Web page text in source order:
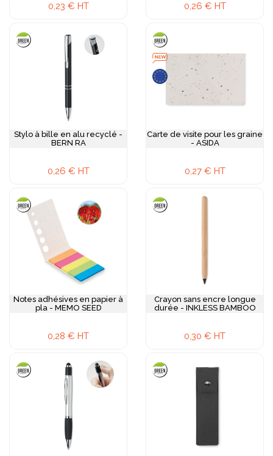
0,23 € HT 0,26 € HT
Stylo à bille en alu recyclé -
BERN RA
0,26 € HT
Carte de visite pour les graine
- ASIDA
0,27 € HT
Notes adhésives en papier à
pla - MEMO SEED
0,28 € HT
Crayon sans encre longue
durée - INKLESS BAMBOO
0,30 € HT